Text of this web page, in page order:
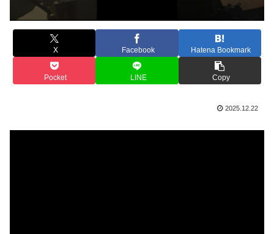
X Facebook Hatena Bookmark
Pocket LINE Copy
2025.12.22